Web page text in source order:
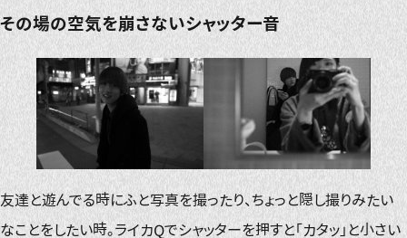
その場の空気を崩さないシャッター音
友達と遊んでる時にふと写真を撮ったり、ちょっと隠し撮りみたい
なことをしたい時。ライカQでシャッターを押すと「カタッ」と小さい